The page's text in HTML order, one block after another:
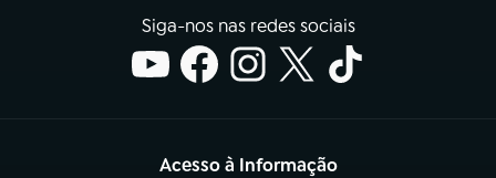
Siga-nos nas redes sociais
Acesso à Informação